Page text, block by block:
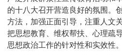
的十八大召开营造良好的氛围。
方法，加强正面引导，注重人文
把思想教育、维权帮扶、心理疏
思想政治工作的针对性和实效性。